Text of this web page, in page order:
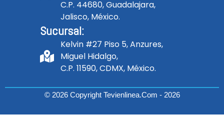
C.P. 44680, Guadalajara,
Jalisco, México.
Sucursal:
Kelvin #27 Piso 5, Anzures,
Miguel Hidalgo,
C.P. 11590, CDMX, México.
© 2026 Copyright Tevienlinea.com - 2026